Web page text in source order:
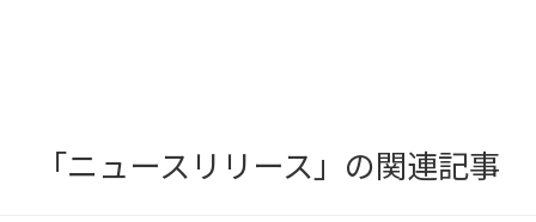
「ニュースリリース」の関連記事